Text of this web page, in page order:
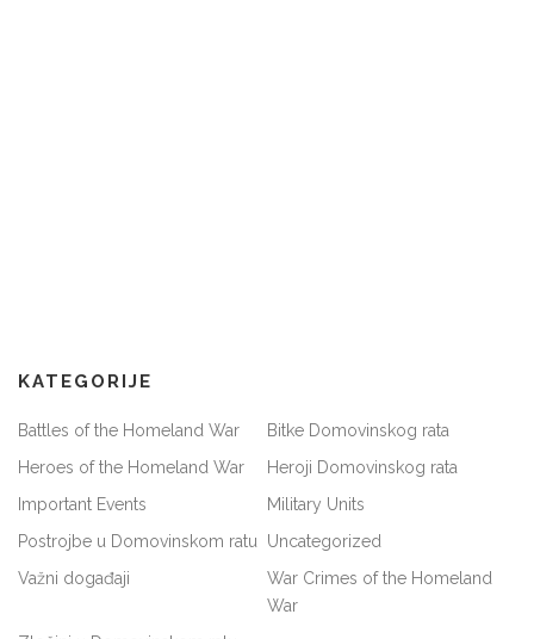
KATEGORIJE
Battles of the Homeland War
Bitke Domovinskog rata
Heroes of the Homeland War
Heroji Domovinskog rata
Important Events
Military Units
Postrojbe u Domovinskom ratu
Uncategorized
Važni događaji
War Crimes of the Homeland
War